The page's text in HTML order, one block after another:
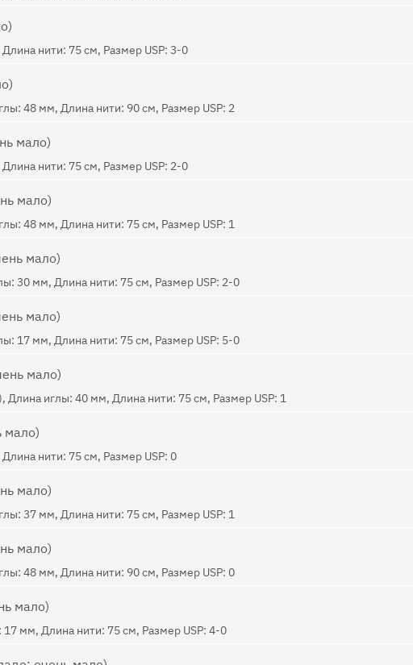
нити: 75 см, Размер USP: 3-0
48 мм, Длина нити: 90 см, Размер USP: 2
мало)
нити: 75 см, Размер USP: 2-0
мало)
48 мм, Длина нити: 75 см, Размер USP: 1
мало)
30 мм, Длина нити: 75 см, Размер USP: 2-0
мало)
17 мм, Длина нити: 75 см, Размер USP: 5-0
мало)
иглы: 40 мм, Длина нити: 75 см, Размер USP: 1
мало)
нити: 75 см, Размер USP: 0
мало)
37 мм, Длина нити: 75 см, Размер USP: 1
мало)
48 мм, Длина нити: 90 см, Размер USP: 0
мало)
мм, Длина нити: 75 см, Размер USP: 4-0